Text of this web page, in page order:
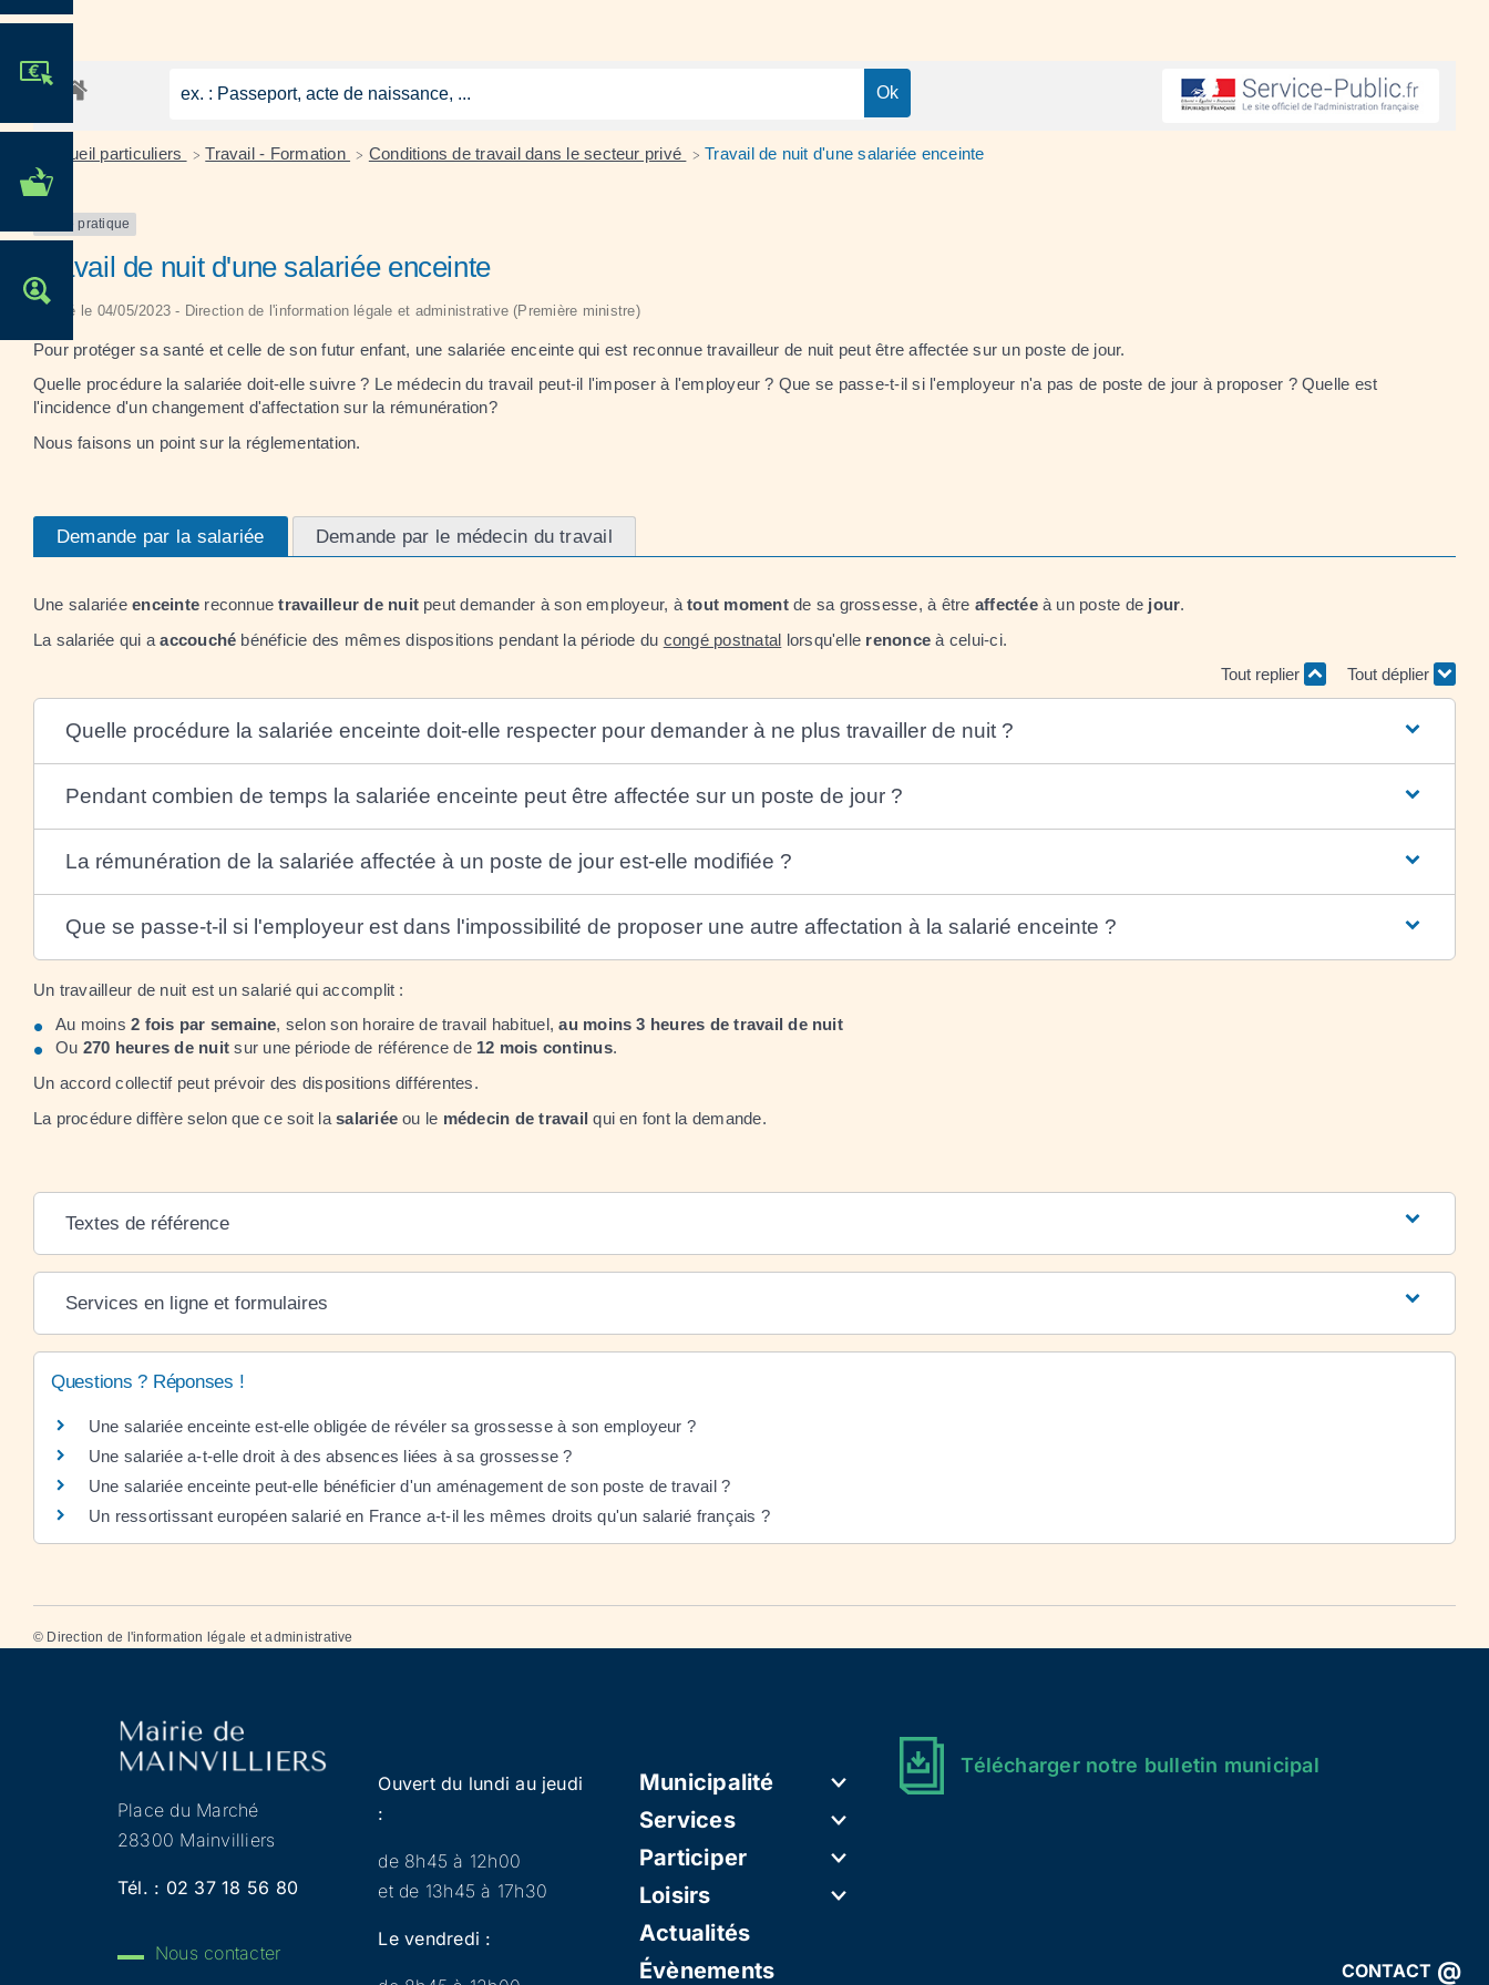
MES DÉMARCHES
CONTACT @
Accueil particuliers > Travail - Formation > Conditions de travail dans le secteur privé > Travail de nuit d'une salariée enceinte
Fiche pratique
Travail de nuit d'une salariée enceinte
Vérifié le 04/05/2023 - Direction de l'information légale et administrative (Première ministre)
Pour protéger sa santé et celle de son futur enfant, une salariée enceinte qui est reconnue travailleur de nuit peut être affectée sur un poste de jour.
Quelle procédure la salariée doit-elle suivre ? Le médecin du travail peut-il l'imposer à l'employeur ? Que se passe-t-il si l'employeur n'a pas de poste de jour à proposer ? Quelle est
l'incidence d'un changement d'affectation sur la rémunération?
Nous faisons un point sur la réglementation.
Demande par la salariée Demande par le médecin du travail
Une salariéeenceinte reconnuetravailleur de nuit peut demander à son employeur, àtout momentde sa grossesse, à être affectéeà un poste de jour.
La salariée qui aaccouché bénéficie des mêmes dispositions pendant la période du congé postnatal lorsqu'elle renonce à celui-ci.
Tout replier
Tout déplier
Quelle procédure la salariée enceinte doit-elle respecter pour demander à ne plus travailler de nuit ?
Pendant combien de temps la salariée enceinte peut être affectée sur un poste de jour ?
La rémunération de la salariée affectée à un poste de jour est-elle modifiée ?
Que se passe-t-il si l'employeur est dans l'impossibilité de proposer une autre affectation à la salarié enceinte ?
Un travailleur de nuit est un salarié qui accomplit :
Au moins 2 fois par semaine, selon son horaire de travail habituel,au moins 3 heures de travail de nuit
Ou 270 heures de nuit sur une période de référence de12 mois continus.
Un accord collectif peut prévoir des dispositions différentes.
La procédure diffère selon que ce soit lasalariée ou le médecin de travail qui en font la demande.
Textes de référence
Services en ligne et formulaires
Questions ? Réponses !
Une salariée enceinte est-elle obligée de révéler sa grossesse à son employeur ?
Une salariée a-t-elle droit à des absences liées à sa grossesse ?
Une salariée enceinte peut-elle bénéficier d'un aménagement de son poste de travail ?
Un ressortissant européen salarié en France a-t-il les mêmes droits qu'un salarié français ?
© Direction de l'information légale et administrative
Place du Marché
28300 Mainvilliers
Tél. : 02 37 18 56 80
Nous contacter
Ouvert du lundi au jeudi
:
de 8h45 à 12h00
et de 13h45 à 17h30
Le vendredi :
Municipalité
Services
Participer
Loisirs
Actualités
Évènements
Télécharger notre bulletin municipal